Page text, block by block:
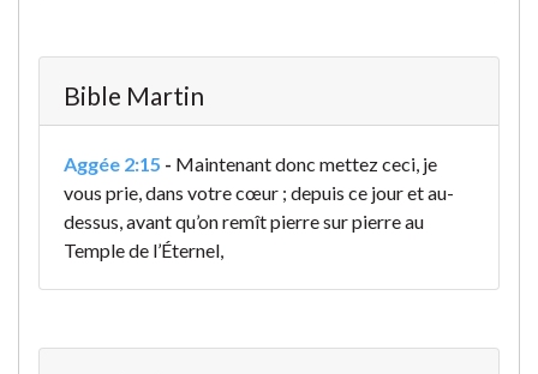
Bible Martin
Aggée 2:15 - Maintenant donc mettez ceci, je
vous prie, dans votre cœur ; depuis ce jour et au-
dessus, avant qu’on remît pierre sur pierre au
Temple de l’Éternel,